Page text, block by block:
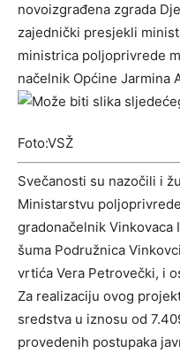
novoizgrađena zgrada
zajednički presjekli
ministrica poljoprivrede
načelnik Općine Jarmina
Foto:VSŽ
Svečanosti su nazočili i
Ministarstvu
gradonačelnik Vinkovaca
šuma Podružnica
vrtića Vera Petrovečki, i
Za realizaciju ovog
sredstva u iznosu od
provedenih postupaka